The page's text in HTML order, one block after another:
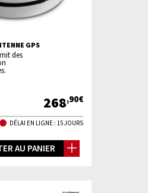
GPS
des
268,90€
DÉLAI EN LIGNE : 15 JOURS
AU PANIER